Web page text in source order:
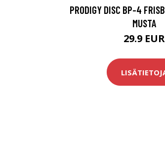
PRODIGY DISC BP-4
MUSTA
29.9 EUR